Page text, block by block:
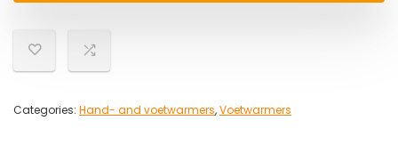
Categories: Hand- and voetwarmers,Voetwarmers